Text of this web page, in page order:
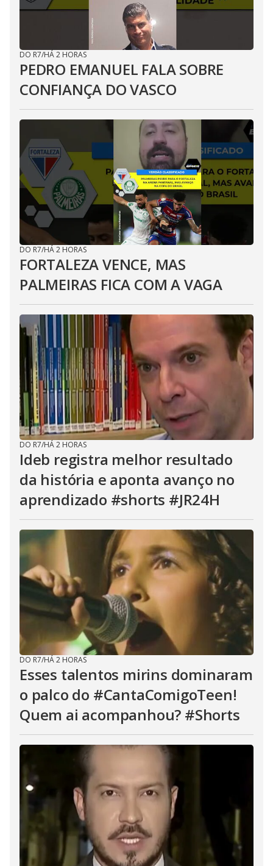
DO R7/HÁ 2 HORAS
PEDRO EMANUEL FALA SOBRE
CONFIANÇA DO VASCO
DO R7/HÁ 2 HORAS
FORTALEZA VENCE, MAS
PALMEIRAS FICA COM A VAGA
DO R7/HÁ 2 HORAS
Ideb registra melhor resultado
da história e aponta avanço no
aprendizado #shorts #JR24H
DO R7/HÁ 2 HORAS
Esses talentos mirins dominaram
o palco do #CantaComigoTeen!
Quem ai acompanhou? #Shorts